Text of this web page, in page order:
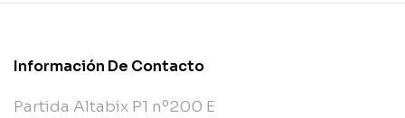
Información De Contacto
Partida Altabix P1 nº200 E